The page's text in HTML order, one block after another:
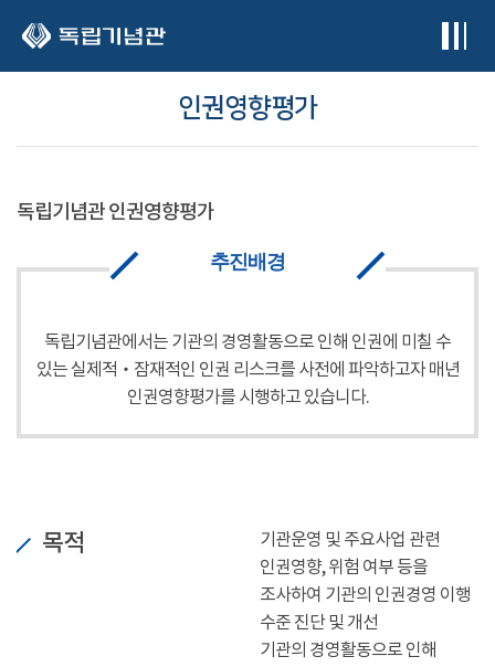
인권영향평가
독립기념관 인권영향평가
추진배경
독립기념관에서는 기관의 경영활동으로 인해 인권에 미칠 수
있는 실제적‧잠재적인 인권 리스크를 사전에 파악하고자 매년
인권영향평가를 시행하고 있습니다.
목적
기관운영 및 주요사업 관련
인권영향, 위험 여부 등을
조사하여 기관의 인권경영 이행
수준 진단 및 개선
기관의 경영활동으로 인해